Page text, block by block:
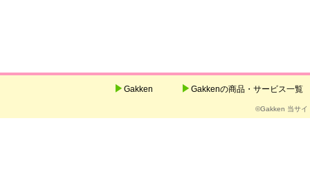
Gakken Gakkenの商品・サービス一覧
©Gakken 当サイ